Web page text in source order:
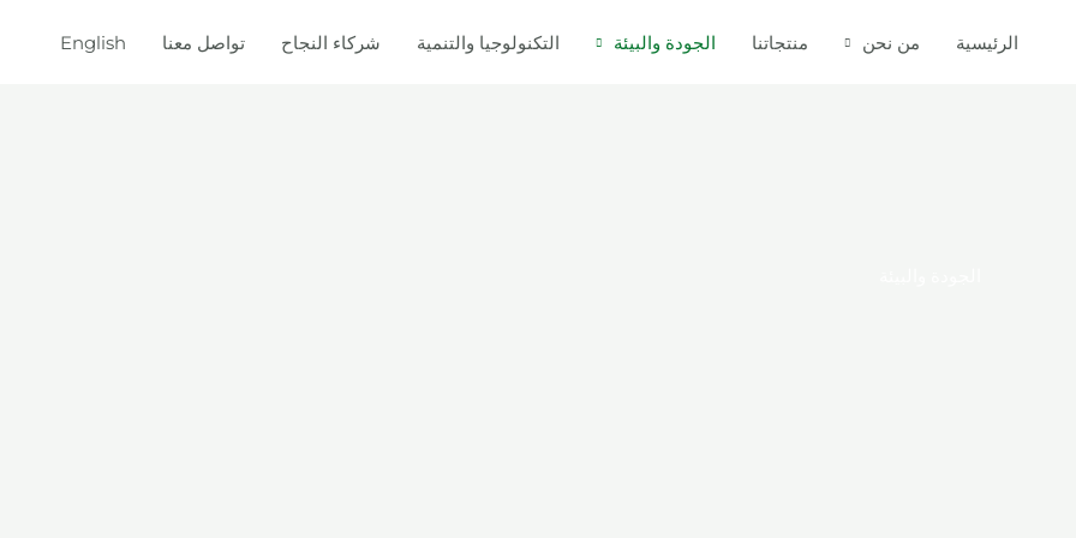
الرئيسية من نحن منتجاتنا الجودة والبيئة التكنولوجيا والتنمية شركاء النجاح تواصل معنا English